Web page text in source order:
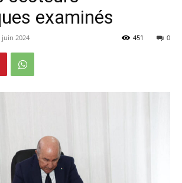
examinés
juin 2024 0
451